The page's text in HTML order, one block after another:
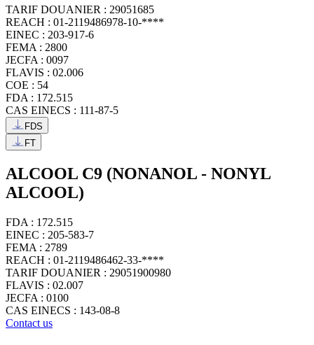
TARIF DOUANIER : 29051685
REACH : 01-2119486978-10-****
EINEC : 203-917-6
FEMA : 2800
JECFA : 0097
FLAVIS : 02.006
COE : 54
FDA : 172.515
CAS EINECS : 111-87-5
FDS
FT
ALCOOL C9 (NONANOL - NONYL
ALCOOL)
FDA : 172.515
EINEC : 205-583-7
FEMA : 2789
REACH : 01-2119486462-33-****
TARIF DOUANIER : 29051900980
FLAVIS : 02.007
JECFA : 0100
CAS EINECS : 143-08-8
Contact us